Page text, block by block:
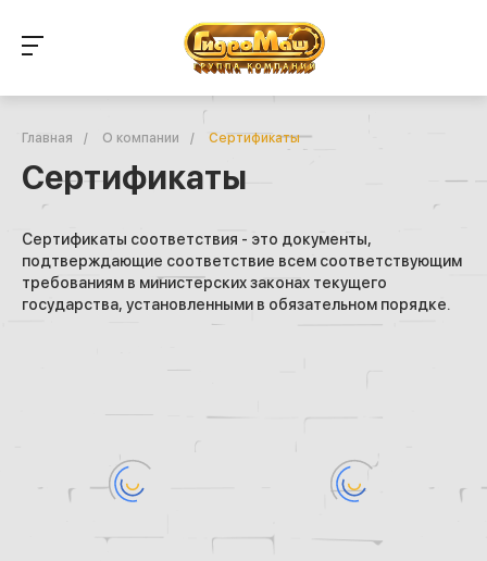
Главная / О компании / Сертификаты
Сертификаты
Сертификаты соответствия - это документы,
подтверждающие соответствие всем соответствующим
требованиям в министерских законах текущего
государства, установленными в обязательном порядке.